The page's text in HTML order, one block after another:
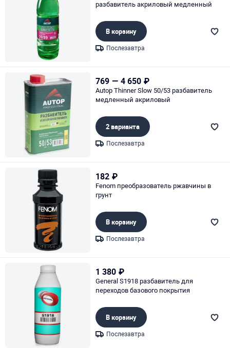
разбавитель акриловый медленный
В корзину
Послезавтра
769 — 4 650 ₽
Autop Thinner Slow 50/53 разбавитель
медленный акриловый
2 варианта
Послезавтра
182 ₽
Fenom преобразователь ржавчины в
грунт
В корзину
Послезавтра
1 380 ₽
General S1918 разбавитель для
переходов базового покрытия
В корзину
Послезавтра